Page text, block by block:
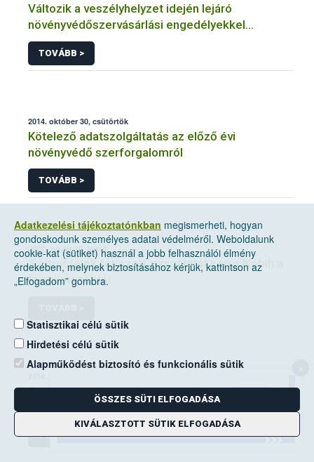
Változik a veszélyhelyzet idején lejáró
növényvédőszervásárlási engedélyekkel
kapcsolatos szabályozás
TOVÁBB >
2014. október 30, csütörtök
Kötelező adatszolgáltatás az előző évi
növényvédő szerforgalomról
TOVÁBB >
2022. január 10, hétfő
A citrusfélék fokozott vizsgálatát kéri a Nébih a
forgalmazóktól
A mezei pocok elleni védekezési kötelezettség
a földhasználók kiemelt feladata
TOVÁBB >
Adatkezelési tájékoztatónkban megismerheti, hogyan
gondoskodunk személyes adatai védelméről. Weboldalunk
cookie-kat (sütiket) használ a jobb felhasználói élmény
érdekében, melynek biztosításához kérjük, kattintson az
„Elfogadom” gombra.
Statisztikai célú sütik
Hirdetési célú sütik
Alapműködést biztosító és funkcionális sütik
ÖSSZES SÜTI ELFOGADÁSA
KIVÁLASZTOTT SÜTIK ELFOGADÁSA